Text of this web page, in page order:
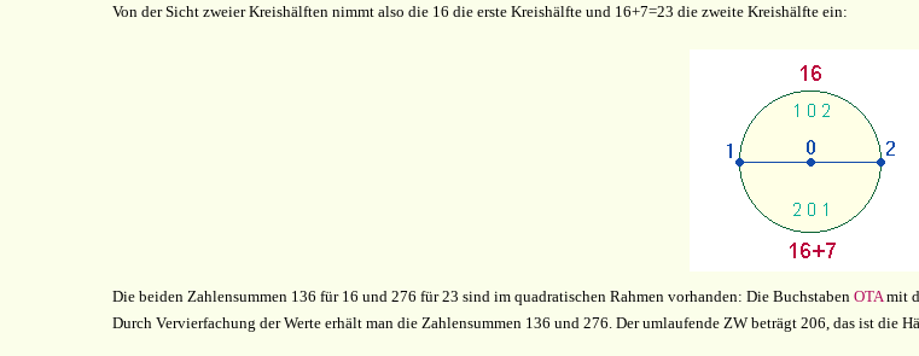
Von der Sicht zweier Kreishälften nimmt also die 16 die erste Kreishälfte und 16+7=23 die zweite Kreishälfte ein:
Die beiden Zahlensummen 136 für 16 und 276 für 23 sind im quadratischen Rahmen vorhanden: Die BuchstabenOTAmit
Durch Vervierfachung der Werte erhält man die Zahlensummen 136 und 276. Der umlaufende ZW beträgt 206, das ist die